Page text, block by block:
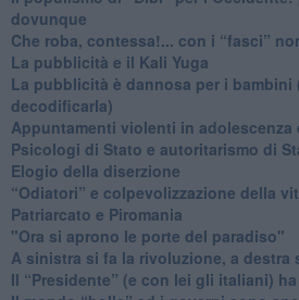
dovunque
​Che roba, contessa!... con i “fasci”
La pubblicità e il Kali Yuga
​La pubblicità è dannosa per i bambini
decodificarla)
​Appuntamenti violenti in adolescenza
​Psicologi di Stato e autoritarismo di
Elogio della diserzione
“Odiatori” e colpevolizzazione della
​Patriarcato e Piromania
"Ora si aprono le porte del paradiso"
​A sinistra si fa la rivoluzione, a destra
​Il “Presidente” (e con lei gli italiani)